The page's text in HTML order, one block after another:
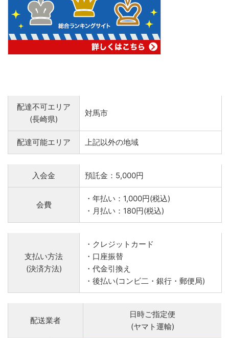
配達不可エリア
(長崎県)
対馬市
配達可能エリア 上記以外の地域
入会金 預託金：5,000円
会費
・年払い：1,000円(税込)
・月払い：180円(税込)
支払い方法
(決済方法)
・クレジットカード
・口座振替
・代金引換え
・後払い(コンビ二・銀行・郵便局)
配送業者
日時ご指定便
(ヤマト運輸)